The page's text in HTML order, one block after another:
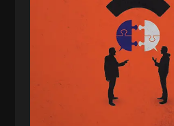
مانی لطفی زاده
ثابت